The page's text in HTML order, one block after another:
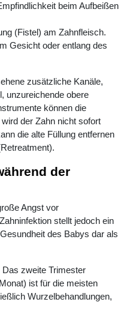
beim Aufbeißen
(Fistel) am Zahnfleisch.
Gesicht oder entlang des
zusätzliche Kanäle,
unzureichende obere
können die
der Zahn nicht sofort
die alte Füllung entfernen
der
Angst vor
stellt jedoch ein
des Babys dar als
Das zweite Trimester
ist für die meisten
Wurzelbehandlungen,